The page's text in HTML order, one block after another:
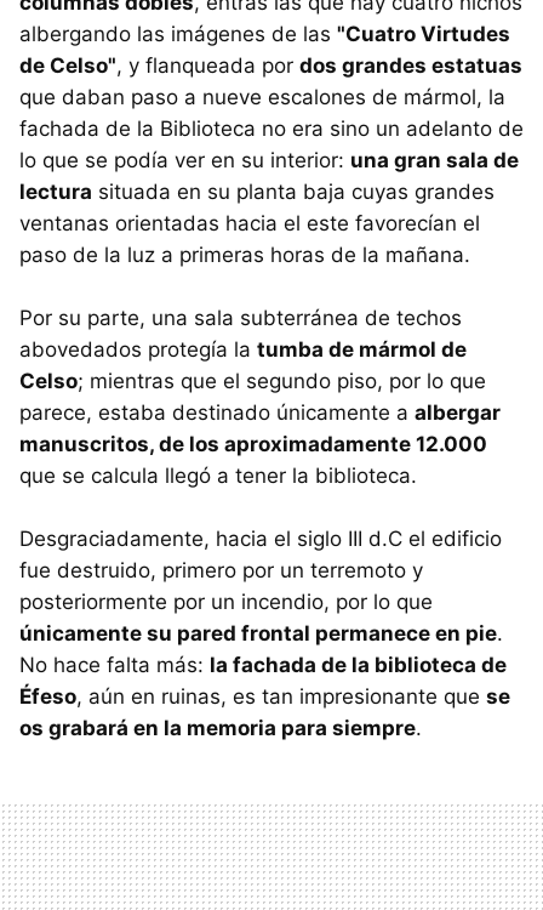
albergando las imágenes de las "Cuatro Virtudes
de Celso", y flanqueada por dos grandes estatuas
que daban paso a nueve escalones de mármol, la
fachada de la Biblioteca no era sino un adelanto de
lo que se podía ver en su interior: una gran sala de
lectura situada en su planta baja cuyas grandes
ventanas orientadas hacia el este favorecían el
paso de la luz a primeras horas de la mañana.
Por su parte, una sala subterránea de techos
abovedados protegía la tumba de mármol de
Celso; mientras que el segundo piso, por lo que
parece, estaba destinado únicamente a albergar
manuscritos, de los aproximadamente 12.000
que se calcula llegó a tener la biblioteca.
Desgraciadamente, hacia el siglo III d.C el edificio
fue destruido, primero por un terremoto y
posteriormente por un incendio, por lo que
únicamente su pared frontal permanece en pie.
No hace falta más: la fachada de la biblioteca de
Éfeso, aún en ruinas, es tan impresionante que se
os grabará en la memoria para siempre.